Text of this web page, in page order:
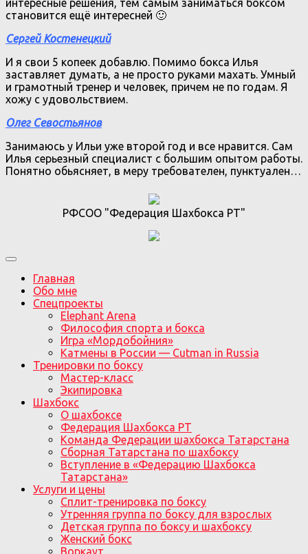
интересные решения, тем самым заниматься боксом
становится ещё интересней 🙂
Сергей Костенецкий
И я свои 5 копеек добавлю. Помимо бокса Илья
заставляет думать, а не просто руками махать. Умный
и грамотный тренер и человек, причем не по годам. Я
хожу с удовольствием.
Олег Севостьянов
Занимаюсь у Ильи уже второй год и все нравится. Сам
Илья серьезный специалист с большим опытом работы.
Понятно обьясняет, в меру требователен, пунктуален…
РФСОО "Федерация Шахбокса РТ"
Главная
Обо мне
Спецпроекты
Elephant Arena
Философия спорта и бокса
Игра «Мордобойния»
Катмены в России — Cutman in Russia
Тренировки по боксу
Мастер-класс
Экипировка
Шахбокс
О шахбоксе
Федерация Шахбокса РТ
Команда Федерации шахбокса Татарстана
Сборная Татарстана по шахбоксу
Вступление в «Федерацию Шахбокса
Татарстана»
Услуги и цены
Сплит-тренировка по боксу
Утренняя группа по боксу для взрослых
Детская группа по боксу и шахбоксу
Женский бокс
Воркаут